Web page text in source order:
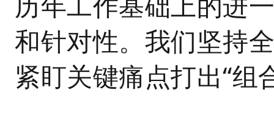
和针对性。我们坚持
紧盯关键痛点打出“组